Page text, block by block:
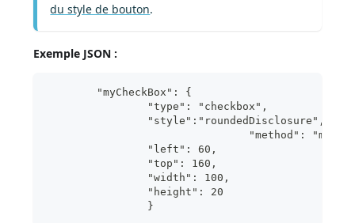
du style de bouton.
Exemple JSON :
	"myCheckBox": {
"method":
                }